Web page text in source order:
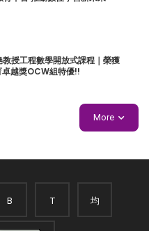
授工程數學開放式課程｜榮獲
越獎OCW組特優!!
More
B T 均